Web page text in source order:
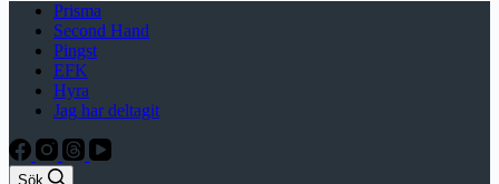
Prisma
Second Hand
Pingst
EFK
Hyra
Jag har deltagit
Sök